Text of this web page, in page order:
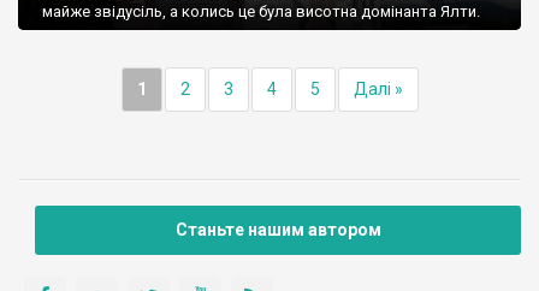
майже звідусіль, а колись це була висотна домінанта Ялти.
1 2 3 4 5 Далі »
Станьте нашим автором